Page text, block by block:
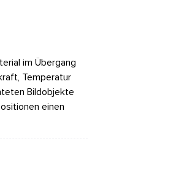
im Übergang
Temperatur
Bildobjekte
einen